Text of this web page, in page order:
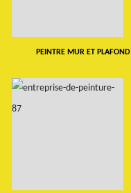
PEINTRE MUR ET PLAFOND